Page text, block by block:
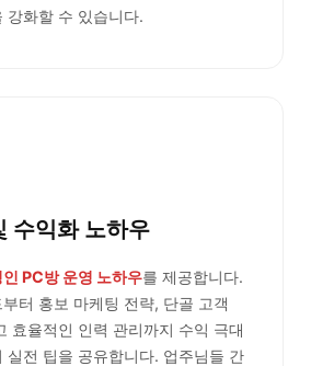
강화할 수 있습니다.
수익화 노하우
인 PC방 운영 노하우를 제공합니다.
터 홍보 마케팅 전략, 단골 고객
효율적인 인력 관리까지 수익 극대
실전 팁을 공유합니다. 업주님들 간